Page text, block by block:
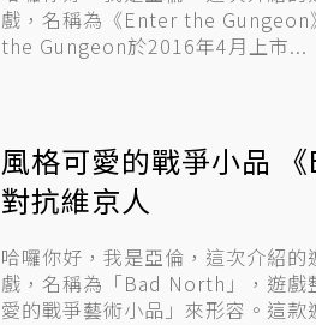
戲，名稱為《Enter the
the Gungeon於2016年4月上市...
風格可愛的戰爭小品
對抗維京人
哈囉你好，我是亞倫，這次介紹
戲，名稱為「Bad North」，遊戲
愛的戰爭藝術小品」來形容。這